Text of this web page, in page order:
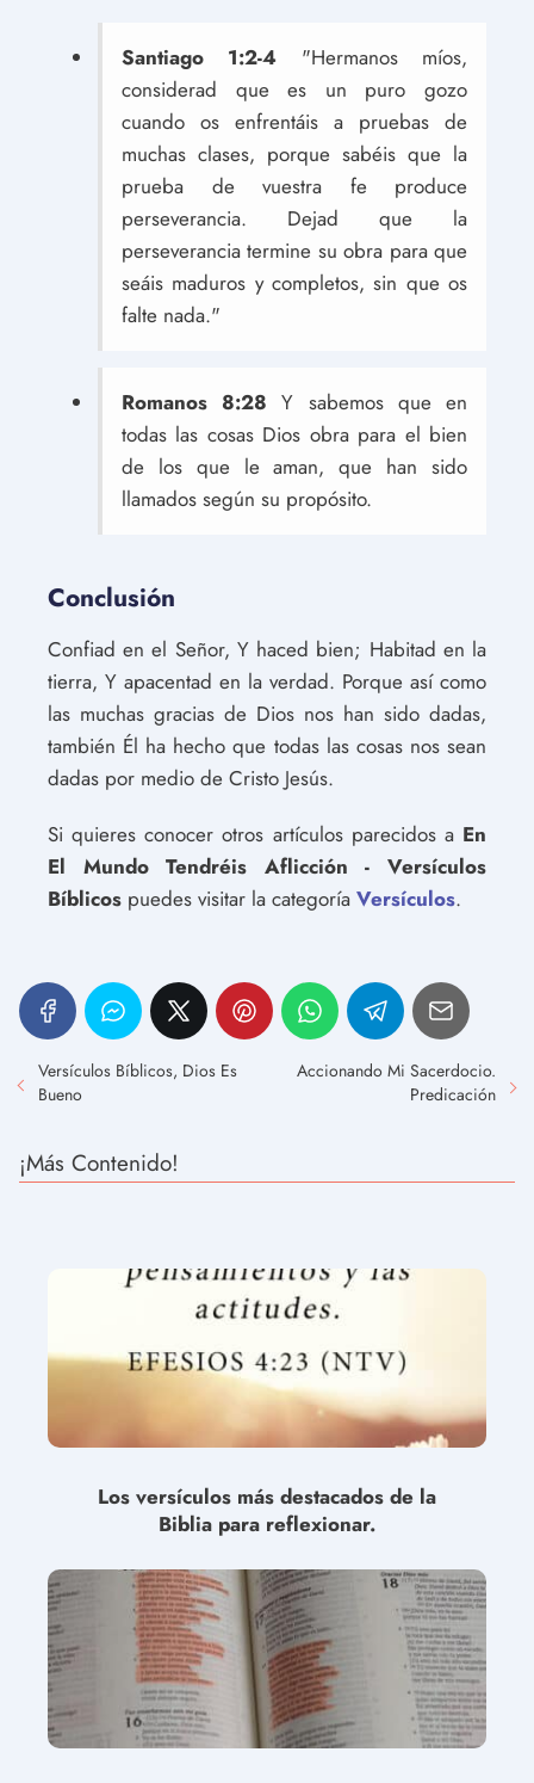
Santiago 1:2-4 "Hermanos míos,
considerad que es un puro gozo
cuando os enfrentáis a pruebas de
muchas clases, porque sabéis que la
prueba de vuestra fe produce
perseverancia. Dejad que la
perseverancia termine su obra para que
seáis maduros y completos, sin que os
falte nada."
Romanos 8:28 Y sabemos que en
todas las cosas Dios obra para el bien
de los que le aman, que han sido
llamados según su propósito.
Conclusión
Confiad en el Señor, Y haced bien; Habitad en la
tierra, Y apacentad en la verdad. Porque así como
las muchas gracias de Dios nos han sido dadas,
también Él ha hecho que todas las cosas nos sean
dadas por medio de Cristo Jesús.
Si quieres conocer otros artículos parecidos a En
El Mundo Tendréis Aflicción - Versículos
Bíblicos puedes visitar la categoría Versículos.
Versículos Bíblicos, Dios Es
Bueno
Accionando Mi Sacerdocio.
Predicación
¡Más Contenido!
Los versículos más destacados de la
Biblia para reflexionar.